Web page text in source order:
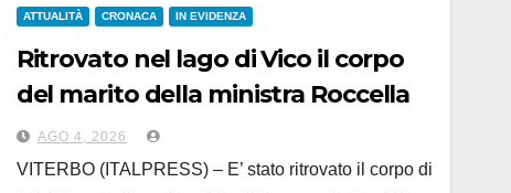
ATTUALITÀ CRONACA IN EVIDENZA
Ritrovato nel lago di Vico il corpo
del marito della ministra Roccella
AGO 4, 2026
VITERBO (ITALPRESS) – E’ stato ritrovato il corpo di